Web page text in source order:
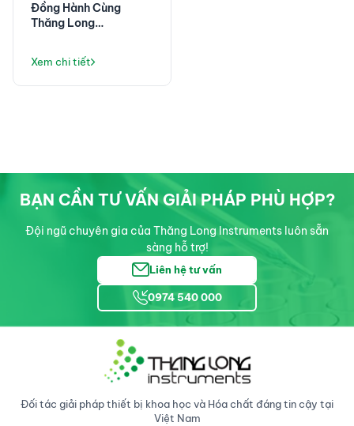
Đồng Hành Cùng
Thăng Long
Chỉ Là Máy Lọc Nước,
Mà Là Giải Pháp Vận
Hành Phòng Thí
Xem chi tiết
BẠN CẦN TƯ VẤN GIẢI PHÁP PHÙ HỢP?
Đội ngũ chuyên gia của Thăng Long Instruments luôn sẵn
sàng hỗ trợ!
Liên hệ tư vấn
0974 540 000
Đối tác giải pháp thiết bị khoa học và Hóa chất đáng tin cậy tại
Việt Nam